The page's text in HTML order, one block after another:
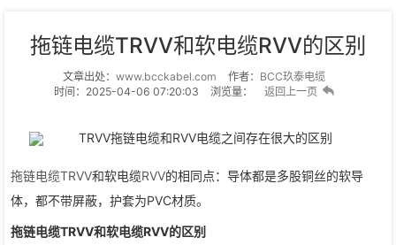
拖链电缆TRVV和软电缆RVV的区别
文章出处： www.bcckabel.com 作者： BCC玖泰电缆
时间：2025-04-06 07:20:03
浏览量： 返回上一页
拖链电缆TRVV和软电缆RVV的相同点：导体都是多股铜丝的软导
体，都不带屏蔽，护套为PVC材质。
拖链电缆TRVV和软电缆RVV的区别